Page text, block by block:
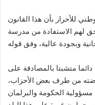
للأحرار بأن هذا القانون
لهم الاستفادة من مدرسة
متشبتا بالمصادقة على
من طرف بعض الأحزاب،
مسؤولية الحكومة والبرلمان